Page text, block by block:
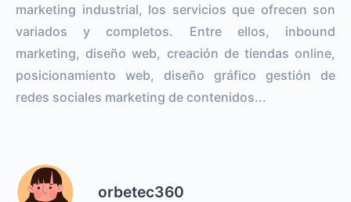
marketing industrial, los servicios que ofrecen son
variados y completos. Entre ellos, inbound
marketing, diseño web, creación de tiendas online,
posicionamiento web, diseño gráfico gestión de
redes sociales marketing de contenidos...
orbetec360